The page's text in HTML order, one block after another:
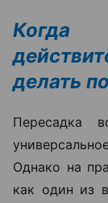
Когда
делать
Пересадка
Однако на
как один из